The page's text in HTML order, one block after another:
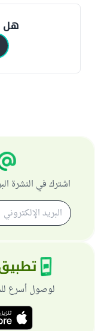
هل
اشترك في النشرة
لوصول أسرع